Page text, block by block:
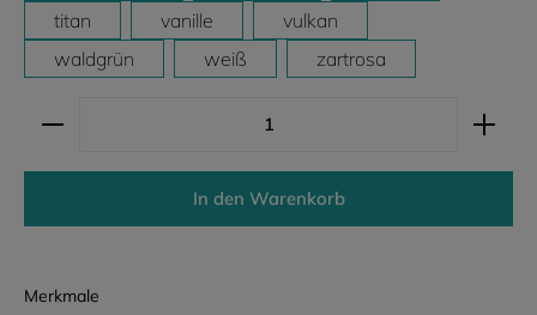
titan
vanille
vulkan
waldgrün
weiß zartrosa
Produkt Anzahl: Gib den gewünschten Wert ein
In den Warenkorb
Merkmale